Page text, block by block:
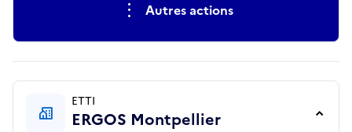
Autres actions
ETTI
ERGOS Montpellier